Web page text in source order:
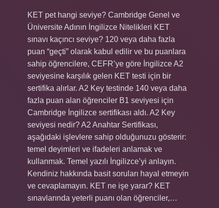
KET pet hangi seviye? Cambridge Genel ve
Üniversite Adının İngilizce Nitelikleri KET
sınavı kaçıncı seviye? 120 veya daha fazla
puan “geçti” olarak kabul edilir ve bu puanlara
sahip öğrencilere, CEFR’ye göre İngilizce A2
seviyesine karşılık gelen KET testi için bir
sertifika alırlar. A2 Key testinde 140 veya daha
fazla puan alan öğrenciler B1 seviyesi için
Cambridge İngilizce sertifikası aldı. A2 Key
seviyesi nedir? A2 Anahtar Sertifikası,
aşağıdaki işlevlere sahip olduğunuzu gösterir:
temel deyimleri ve ifadeleri anlamak ve
kullanmak. Temel yazılı İngilizce’yi anlayın.
Kendiniz hakkında basit soruları hayal etmeyin
ve cevaplamayın. KET ne işe yarar? KET
sınavlarında yeterli puanı olan öğrenciler,…